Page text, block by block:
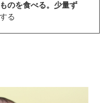
のを食べる。少量ず
る